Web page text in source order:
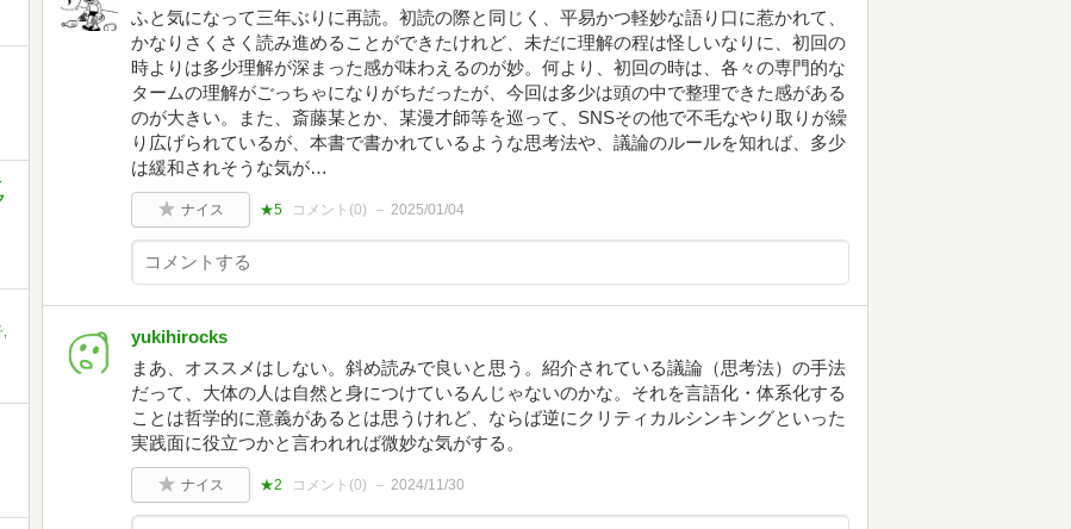
ふと気になって三年ぶりに再読。初読の際と同じく、平易かつ軽妙な語り口に惹かれて、
かなりさくさく読み進めることができたけれど、未だに理解の程は怪しいなりに、初回の
時よりは多少理解が深まった感が味わえるのが妙。何より、初回の時は、各々の専門的な
タームの理解がごっちゃになりがちだったが、今回は多少は頭の中で整理できた感がある
のが大きい。また、斎藤某とか、某漫才師等を巡って、SNSその他で不毛なやり取りが繰
り広げられているが、本書で書かれているような思考法や、議論のルールを知れば、多少
は緩和されそうな気が…
ナイス ★5 コメント(0) 2025/01/04
yukihirocks
まあ、オススメはしない。斜め読みで良いと思う。紹介されている議論（思考法）の手法
だって、大体の人は自然と身につけているんじゃないのかな。それを言語化・体系化する
ことは哲学的に意義があるとは思うけれど、ならば逆にクリティカルシンキングといった
実践面に役立つかと言われれば微妙な気がする。
ナイス ★2 コメント(0) 2024/11/30